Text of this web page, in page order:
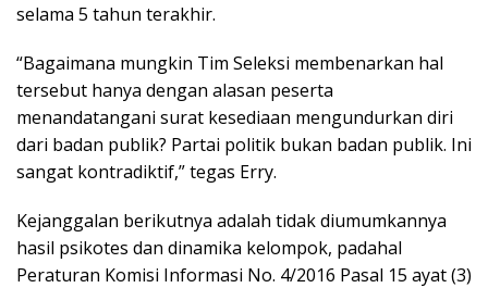
selama 5 tahun terakhir.
“Bagaimana mungkin Tim Seleksi membenarkan hal
tersebut hanya dengan alasan peserta
menandatangani surat kesediaan mengundurkan diri
dari badan publik? Partai politik bukan badan publik. Ini
sangat kontradiktif,” tegas Erry.
Kejanggalan berikutnya adalah tidak diumumkannya
hasil psikotes dan dinamika kelompok, padahal
Peraturan Komisi Informasi No. 4/2016 Pasal 15 ayat (3)